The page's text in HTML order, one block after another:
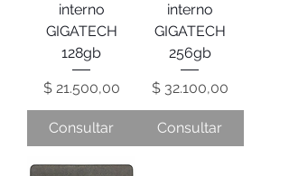
interno
GIGATECH
128gb
Precio
$ 21.500,00
Consultar
interno
GIGATECH
256gb
Precio
$ 32.100,00
Consultar